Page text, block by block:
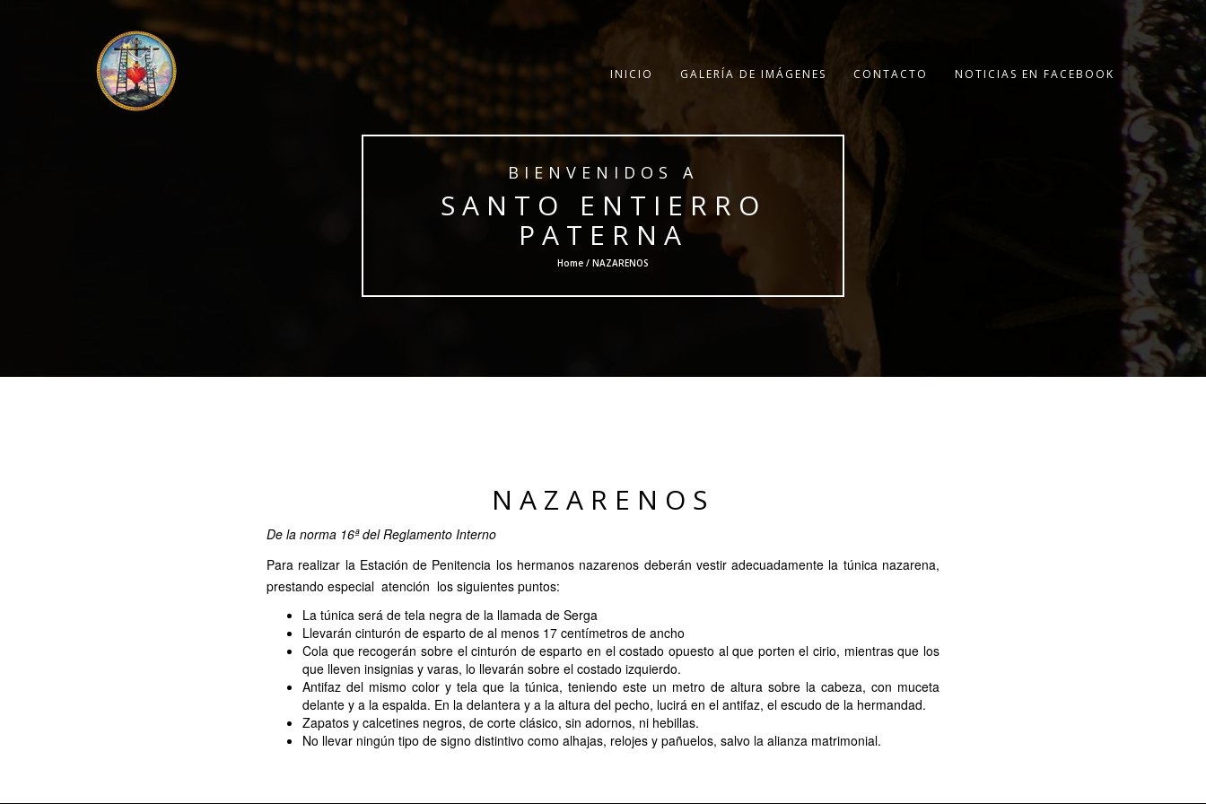
INICIO GALERÍA DE IMÁGENES CONTACTO NOTICIAS EN FACEBOOK
BIENVENIDOS A
SANTO ENTIERRO
PATERNA
Home / NAZARENOS
NAZARENOS
De la norma 16ª del Reglamento Interno
Para realizar la Estación de Penitencia los hermanos nazarenos deberán vestir adecuadamente la túnica nazarena,
prestando especial atención los siguientes puntos:
La túnica será de tela negra de la llamada de Serga
Llevarán cinturón de esparto de al menos 17 centímetros de ancho
Cola que recogerán sobre el cinturón de esparto en el costado opuesto al que porten el cirio, mientras que los
que lleven insignias y varas, lo llevarán sobre el costado izquierdo.
Antifaz del mismo color y tela que la túnica, teniendo este un metro de altura sobre la cabeza, con muceta
delante y a la espalda. En la delantera y a la altura del pecho, lucirá en el antifaz, el escudo de la hermandad.
Zapatos y calcetines negros, de corte clásico, sin adornos, ni hebillas.
No llevar ningún tipo de signo distintivo como alhajas, relojes y pañuelos, salvo la alianza matrimonial.